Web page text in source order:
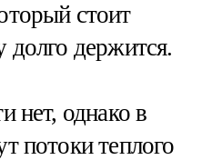
стоит
долго держится.
нет, однако в
потоки теплого